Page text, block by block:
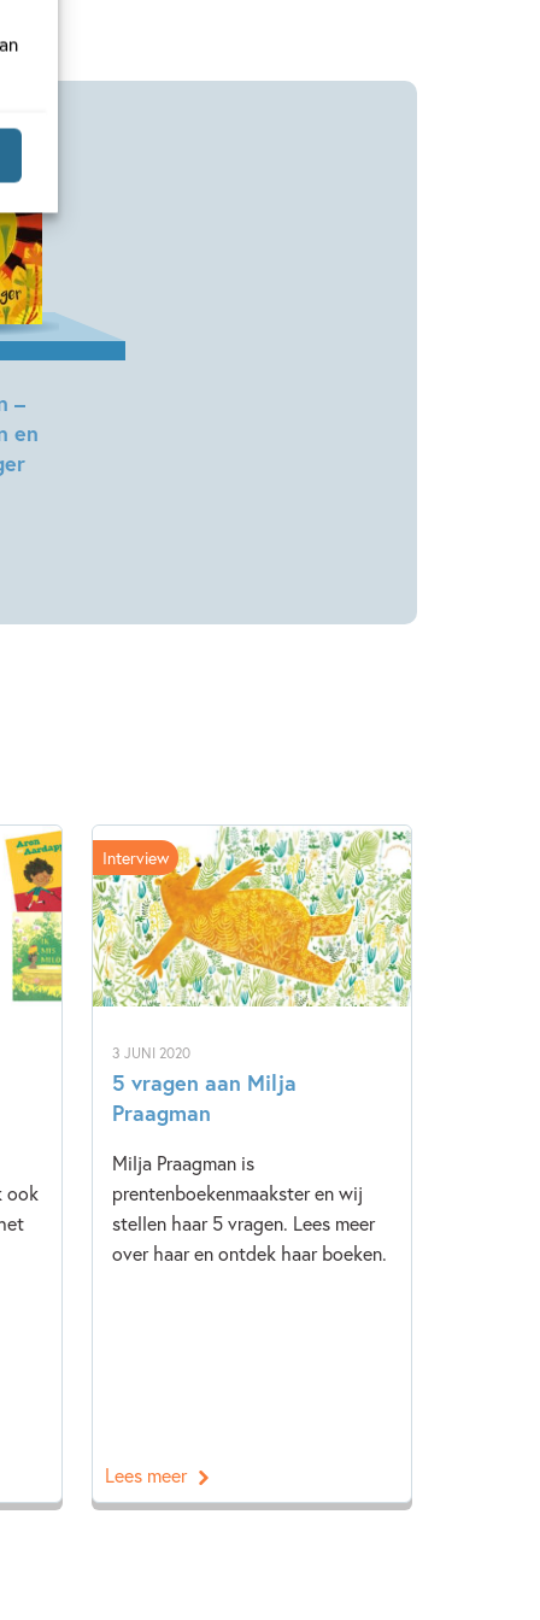
–
en
ook
3 JUNI 2020
5 vragen aan Milja
Praagman
Milja Praagman is
prentenboekenmaakster en wij
stellen haar 5 vragen. Lees meer
over haar en ontdek haar boeken.
Interview
Lees meer